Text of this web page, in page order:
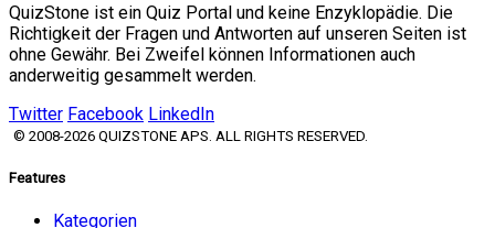
QuizStone ist ein Quiz Portal und keine Enzyklopädie. Die
Richtigkeit der Fragen und Antworten auf unseren Seiten ist
ohne Gewähr. Bei Zweifel können Informationen auch
anderweitig gesammelt werden.
Twitter Facebook LinkedIn
© 2008-2026 QUIZSTONE APS. ALL RIGHTS RESERVED.
Features
Kategorien